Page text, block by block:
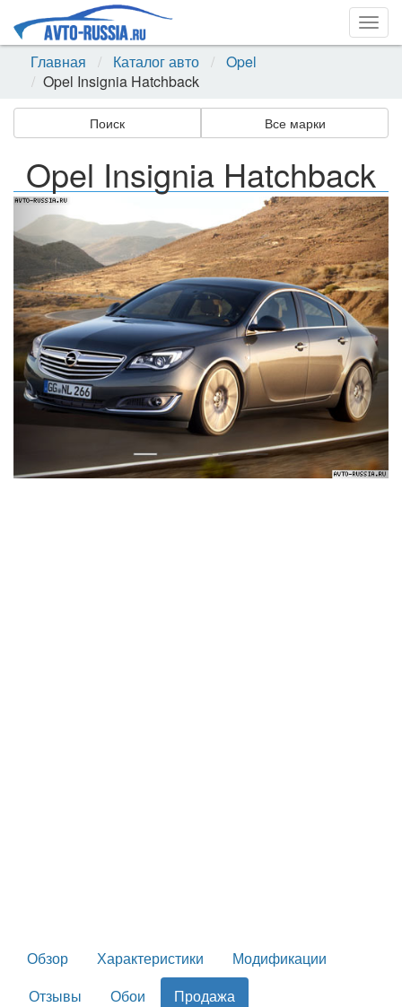
Главная
Каталог авто
Opel
Opel Insignia Hatchback
Поиск Все марки
Opel Insignia Hatchback
Назад
Обзор Характеристики
Модификации
Отзывы
Обои Продажа